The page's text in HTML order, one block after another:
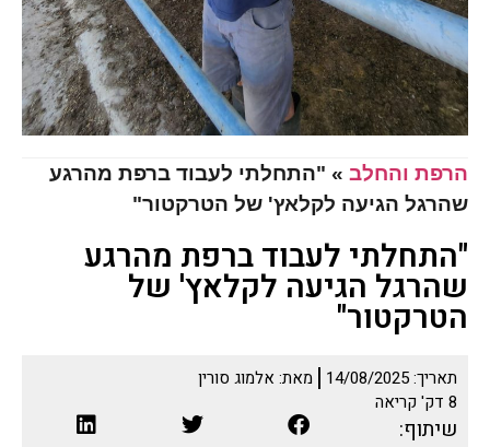
הרפת והחלב » "התחלתי לעבוד ברפת מהרגע
שהרגל הגיעה לקלאץ' של הטרקטור"
"התחלתי לעבוד ברפת מהרגע
שהרגל הגיעה לקלאץ' של
הטרקטור"
תאריך:14/08/2025 מאת: אלמוג סורין
8 דק' קריאה
שיתוף: